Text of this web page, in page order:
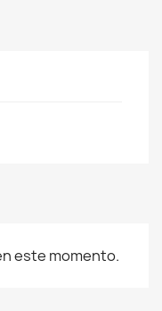
este momento.